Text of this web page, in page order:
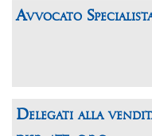
Avvocato
Delegati alla